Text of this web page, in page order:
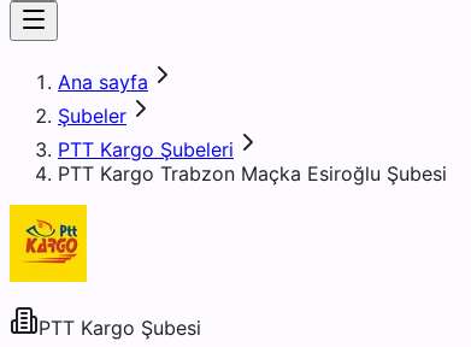
Ana sayfa
Şubeler
PTT Kargo Şubeleri
PTT Kargo Trabzon Maçka Esiroğlu Şubesi
PTT Kargo Şubesi